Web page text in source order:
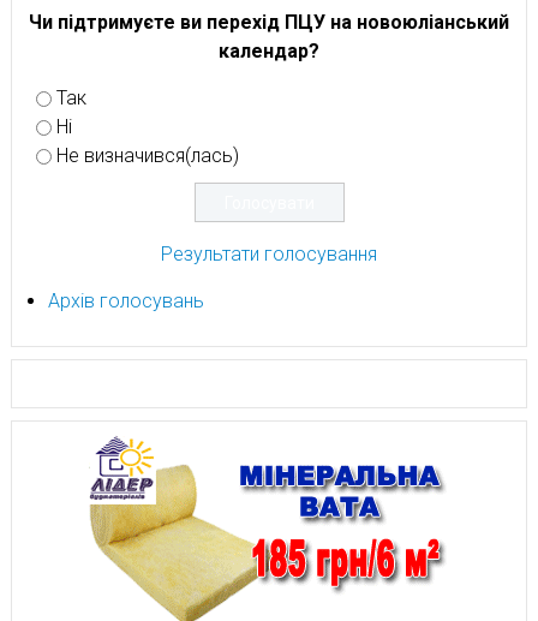
Чи підтримуєте ви перехід ПЦУ на новоюліанський
календар?
Так
Ні
Не визначився(лась)
Результати голосування
Архів голосувань